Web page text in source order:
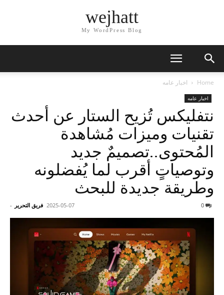
wejhatt
My WordPress Blog
Home اخبار عامه
اخبار عامه
نتفليكس تُزيح الستار عن أحدث
تقنيات وميزات مُشاهدة
المُحتوى..تصميمٌ جديد
وتوصياتٍ أقرب لما يُفضلونه
وطريقة جديدة للبحث
فريق التحرير - 2025-05-07